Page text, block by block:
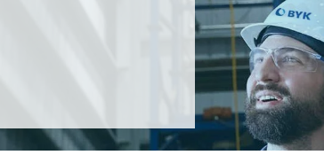
Maler- und Bautenlacke
Öl- und Gasindustrie
Papierbeschichtungen
Personal Care
Pulverlacke